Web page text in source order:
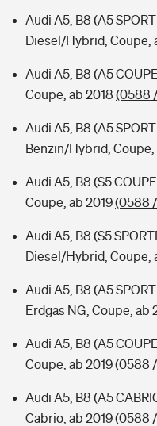
Audi A5, B8 (A5
Diesel/Hybrid, Coupe,
Audi A5, B8 (A5
Coupe, ab 2018 (0588
Audi A5, B8 (A5
Benzin/Hybrid, Coupe,
Audi A5, B8 (S5
Coupe, ab 2019(0588
Audi A5, B8 (S5
Diesel/Hybrid, Coupe,
Audi A5, B8 (A5
Erdgas NG, Coupe, ab
Audi A5, B8 (A5
Coupe, ab 2019(0588 /
Audi A5, B8 (A5
Cabrio, ab 2019(0588 /